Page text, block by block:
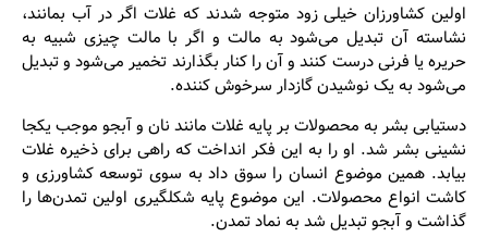
اولین کشاورزان خیلی زود متوجه شدند که غلات اگر در آب بمانند،
نشاسته آن تبدیل می‌شود به مالت و اگر با مالت چیزی شبیه به
حریره یا فرنی درست کنند و آن را کنار بگذارند تخمیر می‌شود و تبدیل
می‌شود به یک نوشیدن گازدار سرخوش کننده.
دستیابی بشر به محصولات بر پایه غلات مانند نان و آبجو موجب یکجا
نشینی بشر شد. او را به این فکر انداخت که راهی برای ذخیره غلات
بیابد. همین موضوع انسان را سوق داد به سوی توسعه کشاورزی و
کاشت انواع محصولات. این موضوع پایه شکلگیری اولین تمدن‌ها را
گذاشت و آبجو تبدیل شد به نماد تمدن.